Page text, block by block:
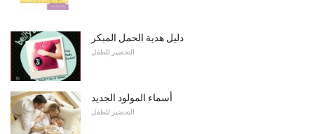
دليل هدية الحمل المبكر
التحضير للطفل
أسماء المولود الجديد
التحضير للطفل